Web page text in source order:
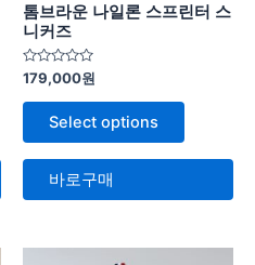
톰브라운 나일론 스프린터 스
니커즈
5
중
에
로
가
179,000원
Select options
바로구매